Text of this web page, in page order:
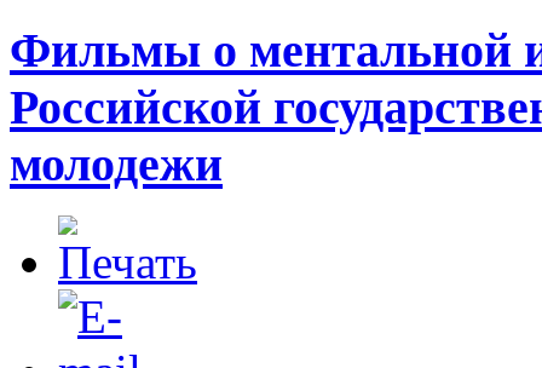
Фильмы о ментальной
Российской
молодежи